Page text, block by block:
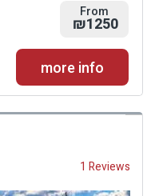
From
₪1250
more info
1 Reviews